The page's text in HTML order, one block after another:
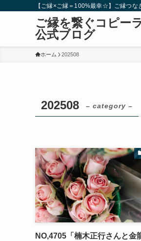
【ご縁×ご縁＝100%最幸☆】ご縁つな
ご縁を繋ぐコピー
公式ブログ
ホーム 202508
202508 – category –
NO,4705「楠木正行さんと金